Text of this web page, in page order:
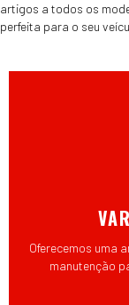
artigos a todos os
perfeita para o seu
Oferecemos uma
manutenção